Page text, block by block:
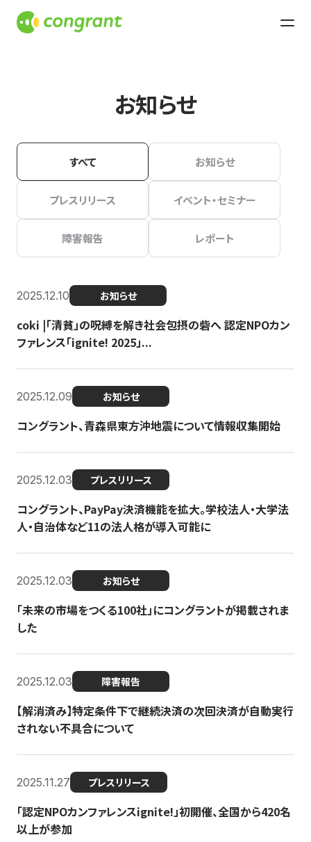
お知らせ
すべて お知らせ
プレスリリース イベント・セミナー
障害報告 レポート
2025.12.10 お知らせ
coki |「清貧」の呪縛を解き社会包摂の砦へ 認定NPOカン
ファレンス「ignite! 2025」...
2025.12.09 お知らせ
コングラント、青森県東方沖地震について情報収集開始
2025.12.03 プレスリリース
コングラント、PayPay決済機能を拡大。学校法人・大学法
人・自治体など11の法人格が導入可能に
2025.12.03 お知らせ
「未来の市場をつくる100社」にコングラントが掲載されま
した
2025.12.03 障害報告
【解消済み】特定条件下で継続決済の次回決済が自動実行
されない不具合について
2025.11.27 プレスリリース
「認定NPOカンファレンスignite!」初開催、全国から420名
以上が参加